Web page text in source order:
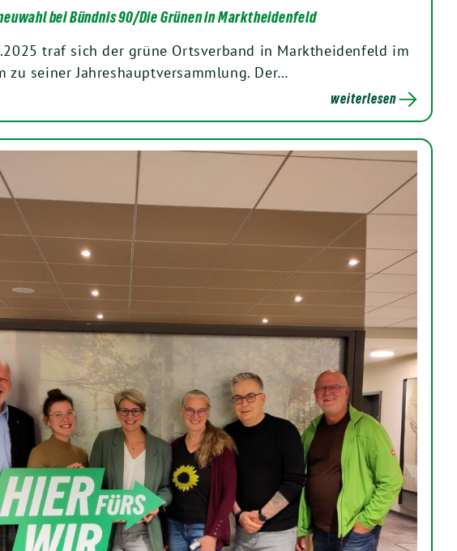
bei Bündnis 90/Die Grünen in Marktheidenfeld
traf sich der grüne Ortsverband in Marktheidenfeld im
zu seiner Jahreshauptversammlung. Der…
weiterlesen